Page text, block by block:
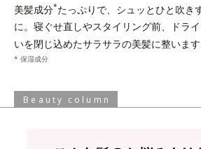
美髪成分*たっぷりで、シュッとひと吹き
に。寝ぐせ直しやスタイリング前、ドラ
いを閉じ込めたサラサラの美髪に整います
* 保湿成分
Beauty column